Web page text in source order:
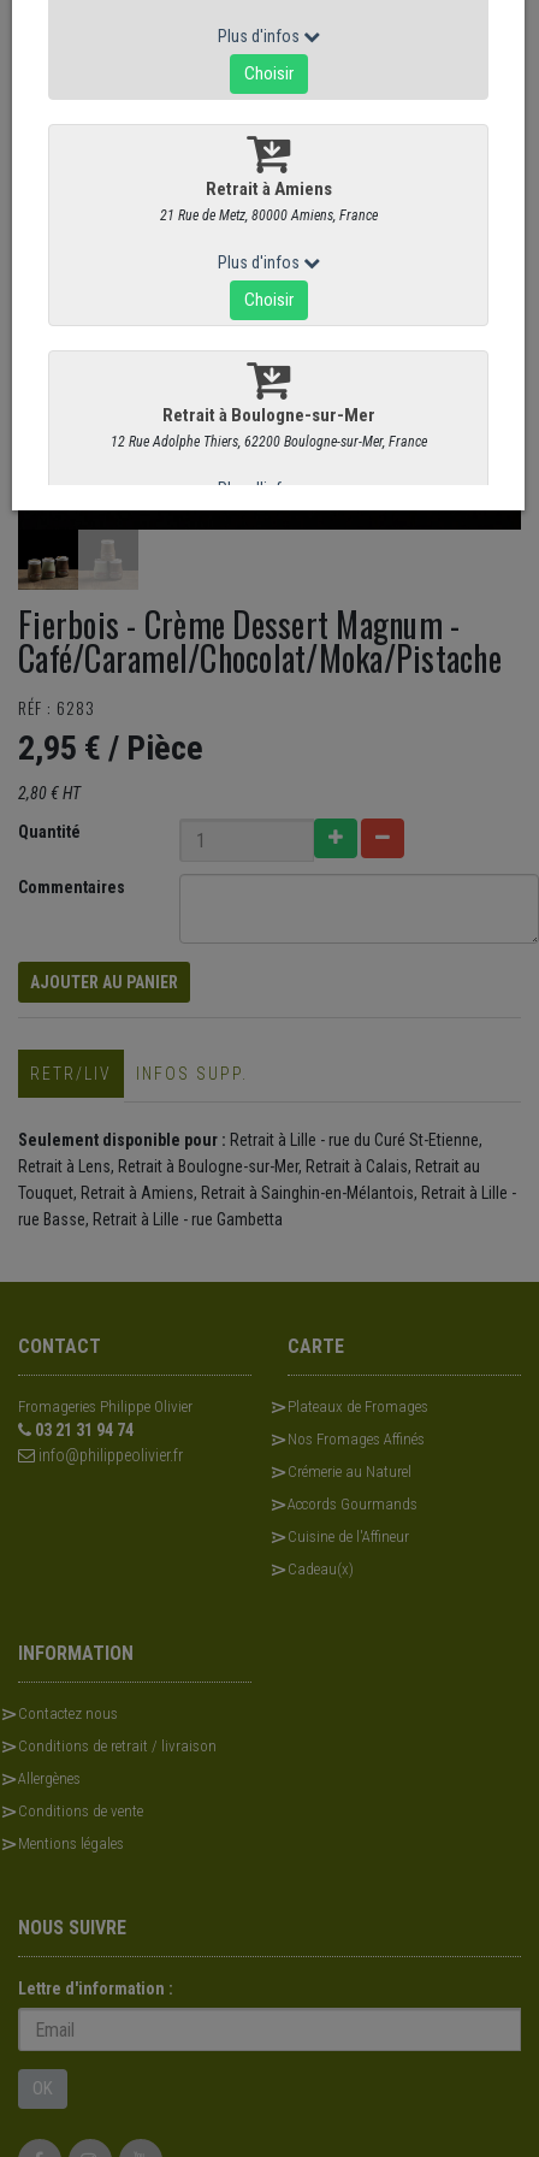
Fierbois - Crème Dessert Magnum -
Café/Caramel/Chocolat/Moka/Pistache
RÉF : 6283
2,95 € / Pièce
2,80 € HT
Quantité
Commentaires
AJOUTER AU PANIER
RETR/LIV INFOS SUPP.
Seulement disponible pour : Retrait à Lille - rue du Curé St-Etienne,
Retrait à Lens, Retrait à Boulogne-sur-Mer, Retrait à Calais, Retrait au
Touquet, Retrait à Amiens, Retrait à Sainghin-en-Mélantois, Retrait à Lille -
rue Basse, Retrait à Lille - rue Gambetta
CONTACT
Fromageries Philippe Olivier
03 21 31 94 74
info@philippeolivier.fr
CARTE
Plateaux de Fromages
Nos Fromages Affinés
Crémerie au Naturel
Accords Gourmands
Cuisine de l'Affineur
Cadeau(x)
INFORMATION
Contactez nous
Conditions de retrait / livraison
Allergènes
Conditions de vente
Mentions légales
NOUS SUIVRE
Lettre d'information :
OK